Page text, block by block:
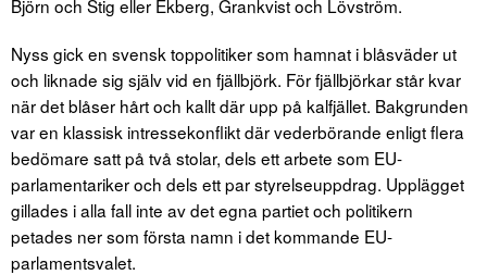
Björn och Stig eller Ekberg, Grankvist och Lövström.
Nyss gick en svensk toppolitiker som hamnat i blåsväder ut
och liknade sig själv vid en fjällbjörk. För fjällbjörkar står kvar
när det blåser hårt och kallt där upp på kalfjället. Bakgrunden
var en klassisk intressekonflikt där vederbörande enligt flera
bedömare satt på två stolar, dels ett arbete som EU-
parlamentariker och dels ett par styrelseuppdrag. Upplägget
gillades i alla fall inte av det egna partiet och politikern
petades ner som första namn i det kommande EU-
parlamentsvalet.